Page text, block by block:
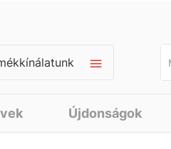
Újdonságok